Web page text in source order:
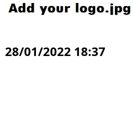
28/01/2022 18:37